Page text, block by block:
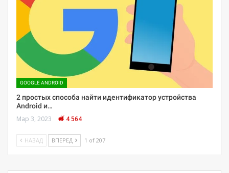
GOOGLE ANDROID
2 простых способа найти идентификатор устройства
Android и…
Мар 3, 2023 4 564
НАЗАД ВПЕРЕД 1 of 207